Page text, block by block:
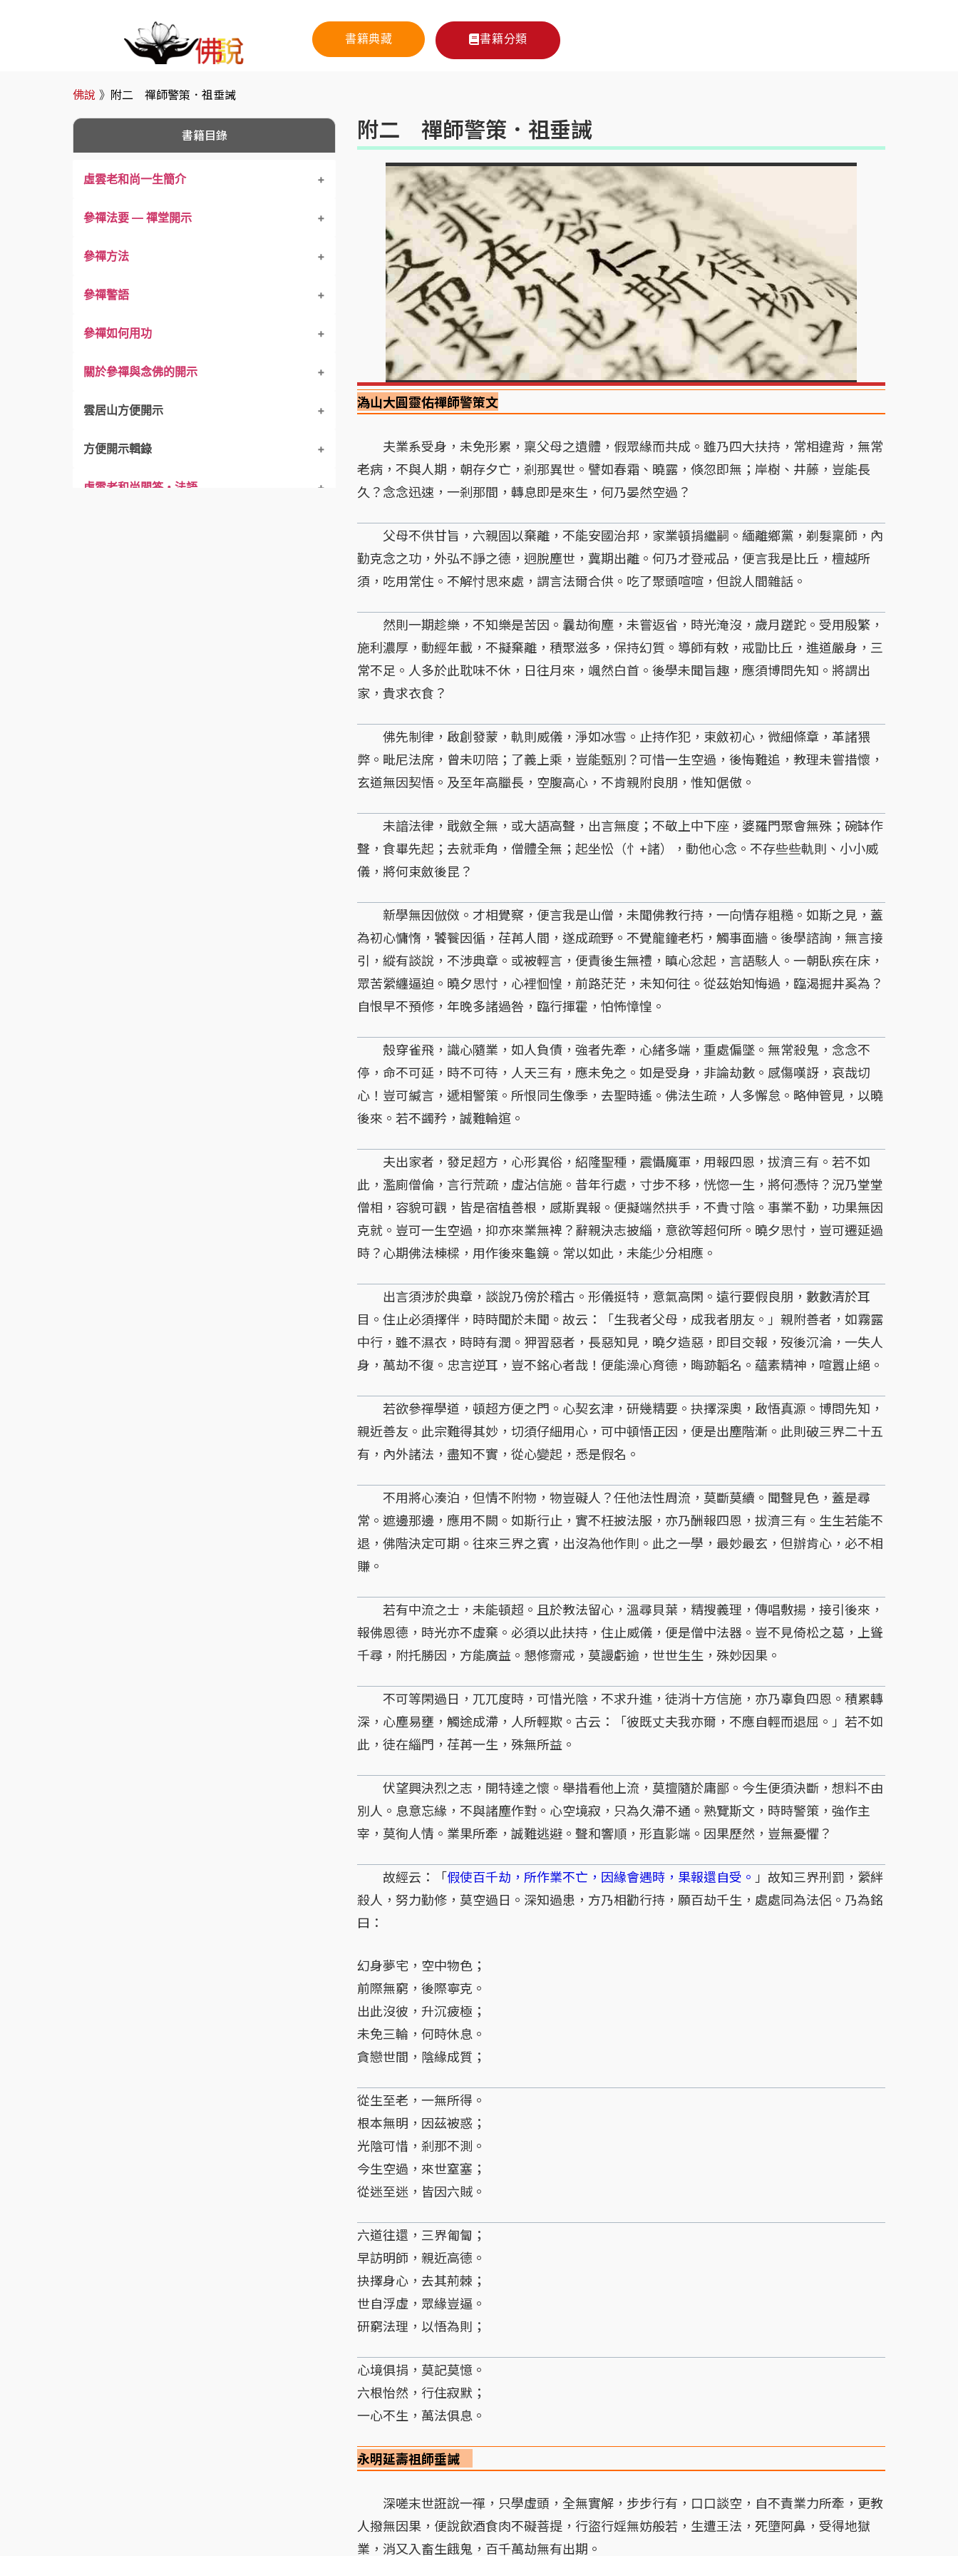
書籍典藏 書籍分類
佛說 》 附二 禪師警策．祖垂誡
書籍目錄
虛雲老和尚一生簡介
參禪法要 –– 禪堂開示
參禪方法
參禪警語
參禪如何用功
關於參禪與念佛的開示
雲居山方便開示
雲居山方便開示— １
雲居山方便開示— ２
方便開示輯錄
方便開示輯錄— １
虛雲老和尚問答・法語
附二 禪師警策．祖垂誡
溈山大圓靈佑禪師警策文
夫業系受身，未免形累，稟父母之遺體，假眾緣而共成。雖乃四大扶持，常相違背，無常
老病，不與人期，朝存夕亡，剎那異世。譬如春霜、曉露，倏忽即無；岸樹、井藤，豈能長
久？念念迅速，一剎那間，轉息即是來生，何乃晏然空過？
父母不供甘旨，六親固以棄離，不能安國治邦，家業頓捐繼嗣。緬離鄉黨，剃髮稟師，內
勤克念之功，外弘不諍之德，迥脫塵世，冀期出離。何乃才登戒品，便言我是比丘，檀越所
須，吃用常住。不解忖思來處，謂言法爾合供。吃了聚頭喧喧，但說人間雜話。
然則一期趁樂，不知樂是苦因。曩劫徇塵，未嘗返省，時光淹沒，歲月蹉跎。受用殷繁，
施利濃厚，動經年載，不擬棄離，積聚滋多，保持幻質。導師有敕，戒勖比丘，進道嚴身，三
常不足。人多於此耽味不休，日往月來，颯然白首。後學未聞旨趣，應須博問先知。將謂出
家，貴求衣食？
佛先制律，啟創發蒙，軌則威儀，淨如冰雪。止持作犯，束斂初心，微細條章，革諸猥
弊。毗尼法席，曾未叨陪；了義上乘，豈能甄別？可惜一生空過，後悔難追，教理未嘗措懷，
玄道無因契悟。及至年高臘長，空腹高心，不肯親附良朋，惟知倨傲。
未諳法律，戢斂全無，或大語高聲，出言無度；不敬上中下座，婆羅門聚會無殊；碗缽作
聲，食畢先起；去就乖角，僧體全無；起坐忪（忄+諸），動他心念。不存些些軌則、小小威
儀，將何束斂後昆？
新學無因倣傚。才相覺察，便言我是山僧，未聞佛教行持，一向情存粗糙。如斯之見，蓋
為初心慵惰，饕餮因循，荏苒人間，遂成疏野。不覺龍鐘老朽，觸事面牆。後學諮詢，無言接
引，縱有談說，不涉典章。或被輕言，便責後生無禮，瞋心忿起，言語駭人。一朝臥疾在床，
眾苦縈纏逼迫。曉夕思忖，心裡恛惶，前路茫茫，未知何往。從茲始知悔過，臨渴掘井奚為？
自恨早不預修，年晚多諸過咎，臨行揮霍，怕怖慞惶。
殼穿雀飛，識心隨業，如人負債，強者先牽，心緒多端，重處偏墜。無常殺鬼，念念不
停，命不可延，時不可待，人天三有，應未免之。如是受身，非論劫數。感傷嘆訝，哀哉切
心！豈可緘言，遞相警策。所恨同生像季，去聖時遙。佛法生疏，人多懈怠。略伸管見，以曉
後來。若不蠲矜，誠難輪逭。
夫出家者，發足超方，心形異俗，紹隆聖種，震懾魔軍，用報四恩，拔濟三有。若不如
此，濫廁僧倫，言行荒疏，虛沾信施。昔年行處，寸步不移，恍惚一生，將何憑恃？況乃堂堂
僧相，容貌可觀，皆是宿植善根，感斯異報。便擬端然拱手，不貴寸陰。事業不勤，功果無因
克就。豈可一生空過，抑亦來業無裨？辭親決志披緇，意欲等超何所。曉夕思忖，豈可遷延過
時？心期佛法棟樑，用作後來龜鏡。常以如此，未能少分相應。
出言須涉於典章，談說乃傍於稽古。形儀挺特，意氣高閑。遠行要假良朋，數數清於耳
目。住止必須擇伴，時時聞於未聞。故云：「生我者父母，成我者朋友。」親附善者，如霧露
中行，雖不濕衣，時時有潤。狎習惡者，長惡知見，曉夕造惡，即目交報，歿後沉淪，一失人
身，萬劫不復。忠言逆耳，豈不銘心者哉！便能澡心育德，晦跡韜名。蘊素精神，喧囂止絕。
若欲參禪學道，頓超方便之門。心契玄津，研幾精要。抉擇深奧，啟悟真源。博問先知，
親近善友。此宗難得其妙，切須仔細用心，可中頓悟正因，便是出塵階漸。此則破三界二十五
有，內外諸法，盡知不實，從心變起，悉是假名。
不用將心湊泊，但情不附物，物豈礙人？任他法性周流，莫斷莫續。聞聲見色，蓋是尋
常。遮邊那邊，應用不闕。如斯行止，實不枉披法服，亦乃酬報四恩，拔濟三有。生生若能不
退，佛階決定可期。往來三界之賓，出沒為他作則。此之一學，最妙最玄，但辦肯心，必不相
賺。
若有中流之士，未能頓超。且於教法留心，溫尋貝葉，精搜義理，傳唱敷揚，接引後來，
報佛恩德，時光亦不虛棄。必須以此扶持，住止威儀，便是僧中法器。豈不見倚松之葛，上聳
千尋，附托勝因，方能廣益。懇修齋戒，莫謾虧逾，世世生生，殊妙因果。
不可等閑過日，兀兀度時，可惜光陰，不求升進，徒消十方信施，亦乃辜負四恩。積累轉
深，心塵易壅，觸途成滯，人所輕欺。古云：「彼既丈夫我亦爾，不應自輕而退屈。」若不如
此，徒在緇門，荏苒一生，殊無所益。
伏望興決烈之志，開特達之懷。舉措看他上流，莫擅隨於庸鄙。今生便須決斷，想料不由
別人。息意忘緣，不與諸塵作對。心空境寂，只為久滯不通。熟覽斯文，時時警策，強作主
宰，莫徇人情。業果所牽，誠難逃避。聲和響順，形直影端。因果歷然，豈無憂懼？
故經云：「假使百千劫，所作業不亡，因緣會遇時，果報還自受。 」故知三界刑罰，縈絆
殺人，努力勤修，莫空過日。深知過患，方乃相勸行持，願百劫千生，處處同為法侶。乃為銘
曰：
幻身夢宅，空中物色；
前際無窮，後際寧克。
出此沒彼，升沉疲極；
未免三輪，何時休息。
貪戀世間，陰緣成質；
從生至老，一無所得。
根本無明，因茲被惑；
光陰可惜，剎那不測。
今生空過，來世窒塞；
從迷至迷，皆因六賊。
六道往還，三界匍匐；
早訪明師，親近高德。
抉擇身心，去其荊棘；
世自浮虛，眾緣豈逼。
研窮法理，以悟為則；
心境俱捐，莫記莫憶。
六根怡然，行住寂默；
一心不生，萬法俱息。
永明延壽祖師垂誡
深嗟末世誑說一禪，只學虛頭，全無實解，步步行有，口口談空，自不責業力所牽，更教
人撥無因果，便說飲酒食肉不礙菩提，行盜行婬無妨般若，生遭王法，死墮阿鼻，受得地獄
業，消又入畜生餓鬼，百千萬劫無有出期。